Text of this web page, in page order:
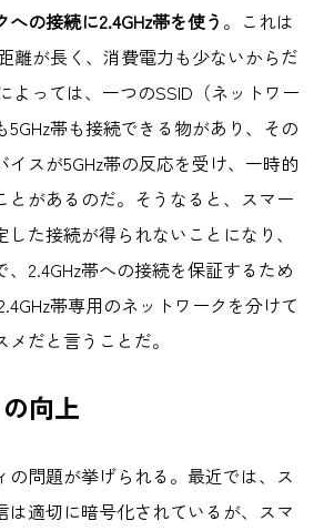
の接続に2.4GHz帯を使う 。これは
離が長く、消費電力も少ないからだ
よっては、一つのSSID（ネットワー
5GHz帯も接続できる物があり、その
イスが5GHz帯の反応を受け、一時的
とがあるのだ。そうなると、スマー
した接続が得られないことになり、
2.4GHz帯への接続を保証するため
帯専用のネットワークを分けて
だと言うことだ。
向上
の問題が挙げられる。最近では、ス
は適切に暗号化されているが、スマ